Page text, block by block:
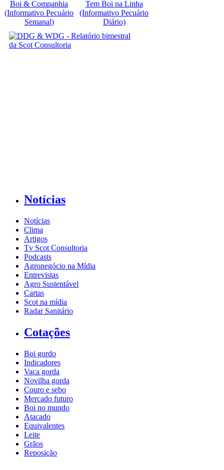
Boi & Companhia
(Informativo Pecuário
Semanal)
Tem Boi na Linha
(Informativo Pecuário
Diário)
Notícias
Notícias
Clima
Artigos
Tv Scot Consultoria
Podcasts
Agronegócio na Mídia
Entrevistas
Agro Sustentável
Cartas
Scot na mídia
Radar Sanitário
Cotações
Boi gordo
Indicadores
Vaca gorda
Novilha gorda
Couro e sebo
Mercado futuro
Boi no mundo
Atacado
Equivalentes
Leite
Grãos
Reposição